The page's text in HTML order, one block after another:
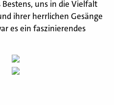
uns in die Vielfalt
ihrer herrlichen Gesänge
es ein faszinierendes